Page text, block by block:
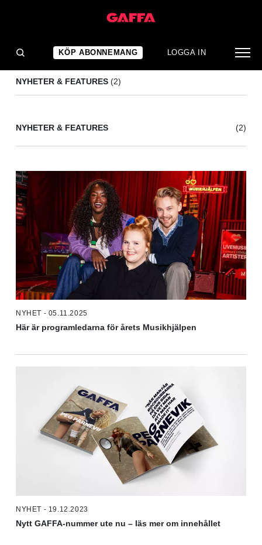
KÖP ABONNEMANG LOGGA IN
NYHETER & FEATURES (2)
NYHETER & FEATURES (2)
NYHET - 05.11.2025
Här är programledarna för årets Musikhjälpen
NYHET - 19.12.2023
Nytt GAFFA-nummer ute nu – läs mer om innehållet